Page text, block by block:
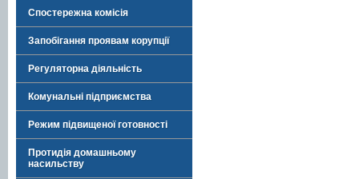
Спостережна комісія
Запобігання проявам корупції
Регуляторна діяльність
Комунальні підприємства
Режим підвищеної готовності
Протидія домашньому
насильству